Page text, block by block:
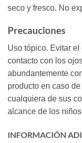
seco y fresco. No
Precauciones
Uso tópico. Evitar
contacto con los
abundantemente
producto en caso
cualquiera de sus
alcance de los
INFORMACIÓN